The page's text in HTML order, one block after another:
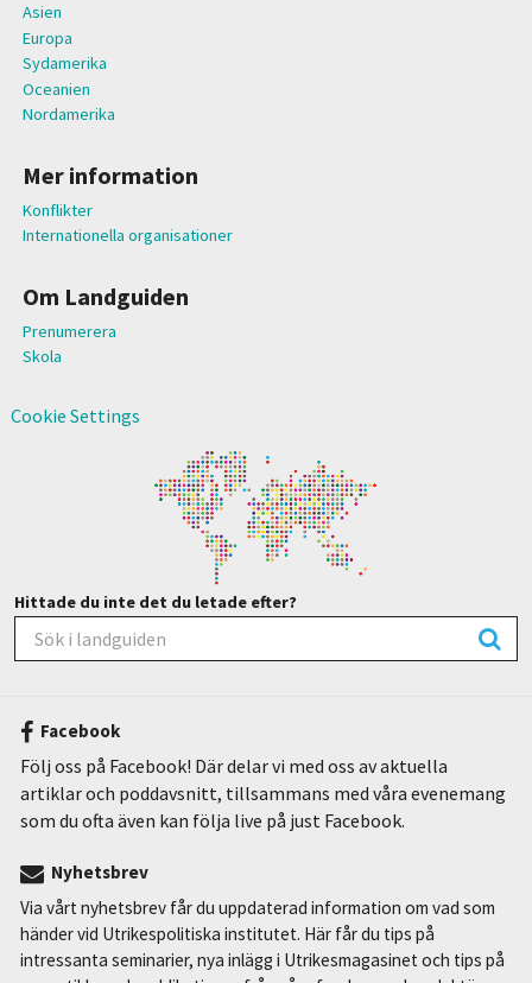
Asien
Europa
Sydamerika
Oceanien
Nordamerika
Mer information
Konflikter
Internationella organisationer
Om Landguiden
Prenumerera
Skola
Cookie Settings
Hittade du inte det du letade efter?
Facebook
Följ oss på Facebook! Där delar vi med oss av aktuella
artiklar och poddavsnitt, tillsammans med våra evenemang
som du ofta även kan följa live på just Facebook.
Nyhetsbrev
Via vårt nyhetsbrev får du uppdaterad information om vad som
händer vid Utrikespolitiska institutet. Här får du tips på
intressanta seminarier, nya inlägg i Utrikesmagasinet och tips på